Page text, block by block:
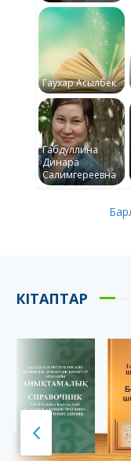
Гаухар Асылбек
Габдуллина
Динара
Салимгереевна
КІТАПТАР